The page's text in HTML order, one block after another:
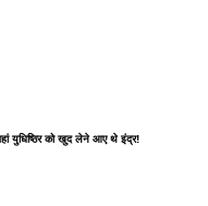
युधिष्ठिर को खुद लेने आए थे इंद्र!